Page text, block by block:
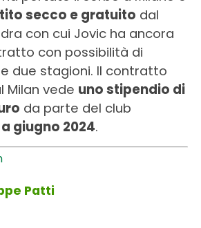
secco e gratuito dal
con cui Jovic ha ancora
con possibilità di
due stagioni. Il contratto
Milan vede uno stipendio di
da parte del club
giugno 2024.
Patti